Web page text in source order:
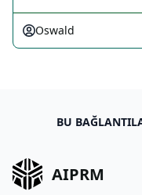
Oswald
BU
AIPRM